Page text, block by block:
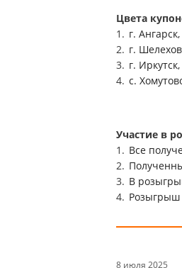
Цвета
г.
г.
г.
с.
Участие в
Все
В
Розыгрыш
8 июля 2025